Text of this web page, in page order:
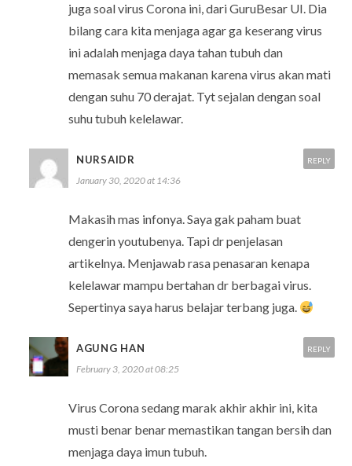
juga soal virus Corona ini, dari GuruBesar UI. Dia
bilang cara kita menjaga agar ga keserang virus
ini adalah menjaga daya tahan tubuh dan
memasak semua makanan karena virus akan mati
dengan suhu 70 derajat. Tyt sejalan dengan soal
suhu tubuh kelelawar.
NURSAIDR
January 30, 2020 at 14:36
Makasih mas infonya. Saya gak paham buat
dengerin youtubenya. Tapi dr penjelasan
artikelnya. Menjawab rasa penasaran kenapa
kelelawar mampu bertahan dr berbagai virus.
Sepertinya saya harus belajar terbang juga.
REPLY
AGUNG HAN
February 3, 2020 at 08:25
Virus Corona sedang marak akhir akhir ini, kita
musti benar benar memastikan tangan bersih dan
menjaga daya imun tubuh.
REPLY